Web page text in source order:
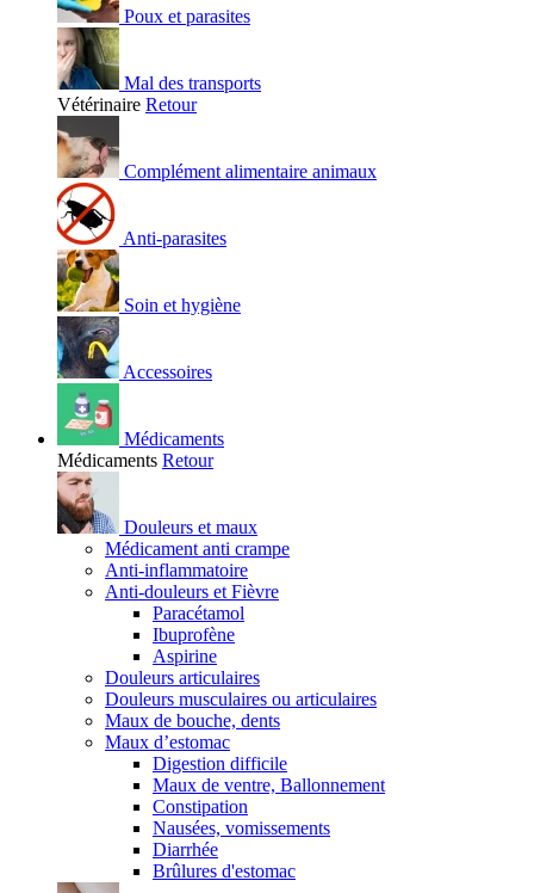
Poux et parasites
Mal des transports
Vétérinaire Retour
Complément alimentaire animaux
Anti-parasites
Soin et hygiène
Accessoires
Médicaments
Médicaments Retour
Douleurs et maux
Médicament anti crampe
Anti-inflammatoire
Anti-douleurs et Fièvre
Paracétamol
Ibuprofène
Aspirine
Douleurs articulaires
Douleurs musculaires ou articulaires
Maux de bouche, dents
Maux d’estomac
Digestion difficile
Maux de ventre, Ballonnement
Constipation
Nausées, vomissements
Diarrhée
Brûlures d'estomac